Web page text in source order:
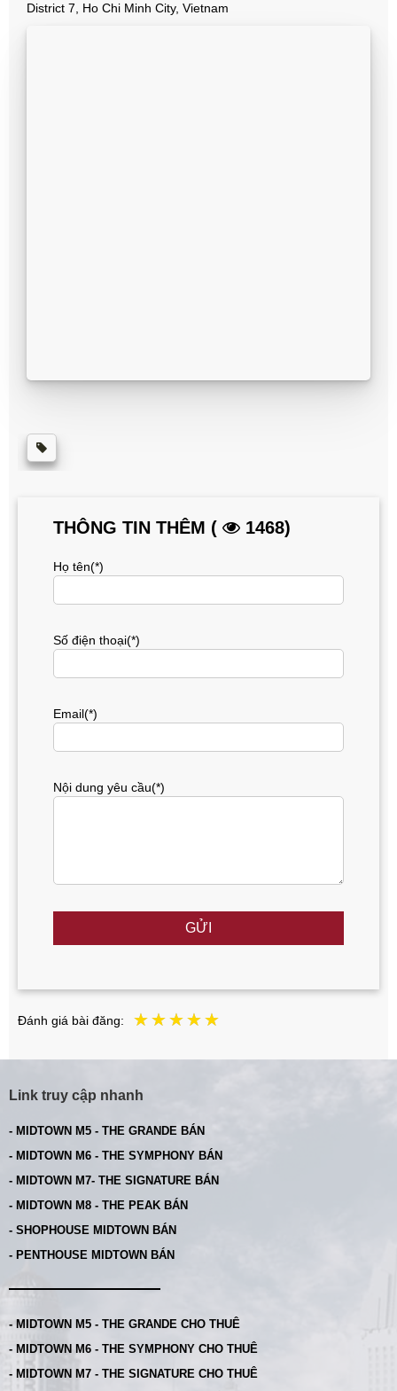
District 7, Ho Chi Minh City, Vietnam
THÔNG TIN THÊM ( 1468)
Họ tên(*)
Số điện thoại(*)
Email(*)
Nội dung yêu cầu(*)
GỬI
Đánh giá bài đăng:
Link truy cập nhanh
- MIDTOWN M5 - THE GRANDE BÁN
- MIDTOWN M6 - THE SYMPHONY BÁN
- MIDTOWN M7- THE SIGNATURE BÁN
- MIDTOWN M8 - THE PEAK BÁN
- SHOPHOUSE MIDTOWN BÁN
- PENTHOUSE MIDTOWN BÁN
- MIDTOWN M5 - THE GRANDE CHO THUÊ
- MIDTOWN M6 - THE SYMPHONY CHO THUÊ
- MIDTOWN M7 - THE SIGNATURE CHO THUÊ